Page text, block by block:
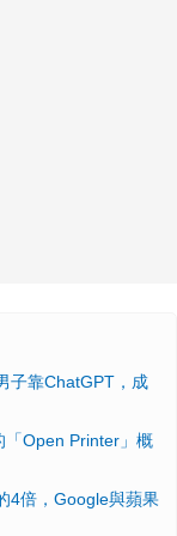
子靠ChatGPT，成
「Open Printer」概
4倍，Google與蘋果